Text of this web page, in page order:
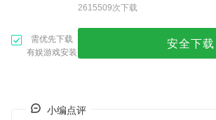
2615509次下载
需优先下载
有娱游戏安装
安全下载
小编点评